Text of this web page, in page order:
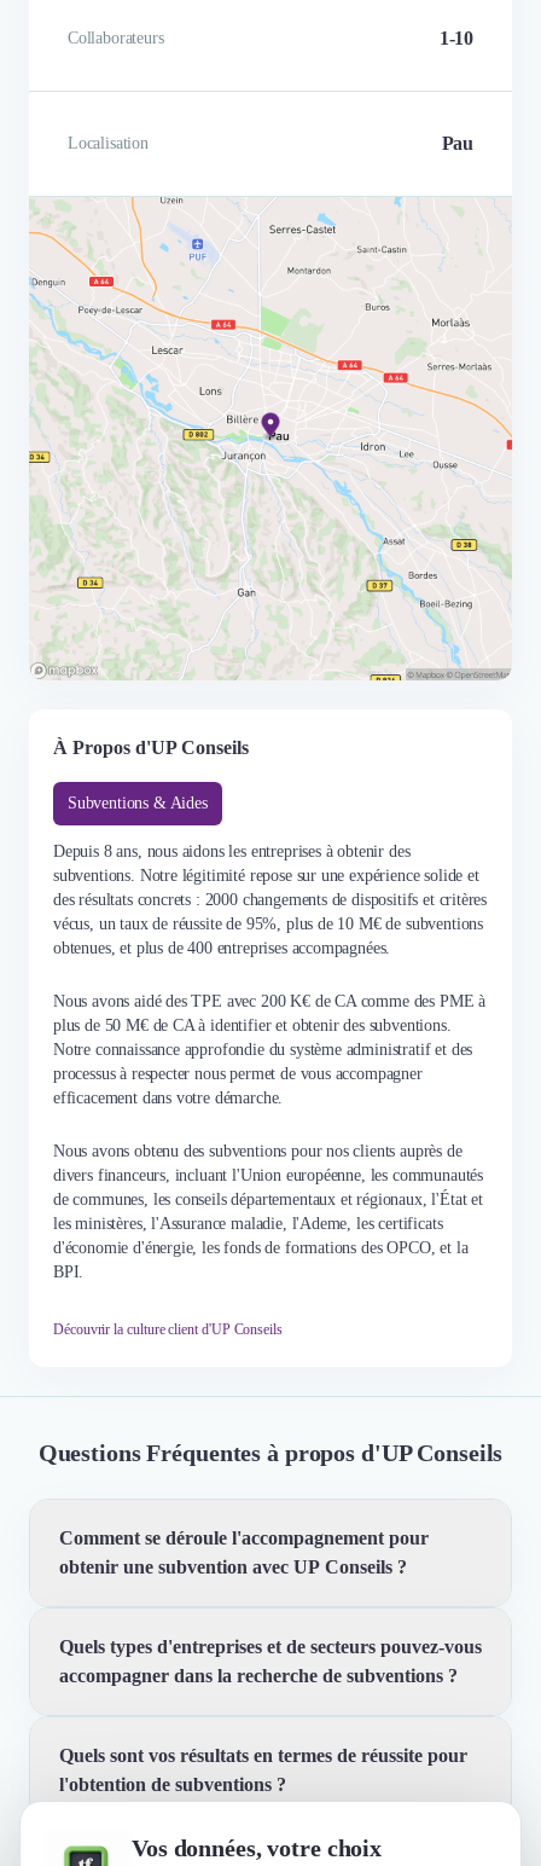
Vos données, votre choix
Collaborateurs 1-10
Localisation Pau
À Propos d'UP Conseils
Subventions & Aides
Depuis 8 ans, nous aidons les entreprises à obtenir des
subventions. Notre légitimité repose sur une expérience solide et
des résultats concrets : 2000 changements de dispositifs et critères
vécus, un taux de réussite de 95%, plus de 10 M€ de subventions
obtenues, et plus de 400 entreprises accompagnées.
Nous avons aidé des TPE avec 200 K€ de CA comme des PME à
plus de 50 M€ de CA à identifier et obtenir des subventions.
Notre connaissance approfondie du système administratif et des
processus à respecter nous permet de vous accompagner
efficacement dans votre démarche.
Nous avons obtenu des subventions pour nos clients auprès de
divers financeurs, incluant l'Union européenne, les communautés
de communes, les conseils départementaux et régionaux, l'État et
les ministères, l'Assurance maladie, l'Ademe, les certificats
d'économie d'énergie, les fonds de formations des OPCO, et la
BPI.
Découvrir la culture client d'UP Conseils
Questions Fréquentes à propos d'UP Conseils
Comment se déroule l'accompagnement pour
obtenir une subvention avec UP Conseils ?
Nous commençons par un audit complet de votre
entreprise, incluant l'analyse de vos documents
dossiers de demande. Notre processus est structuré en
deux étapes principales : l'audit et la demande de
Quels types d'entreprises et de secteurs pouvez-vous
accompagner dans la recherche de subventions ?
Nous avons aidé des entreprises de tous secteurs, allant
des TPE avec un chiffre d'affaires de 200 K€ aux PME
de 40 secteurs d'activités différents, ce qui nous permet
Quels sont vos résultats en termes de réussite pour
l'obtention de subventions ?